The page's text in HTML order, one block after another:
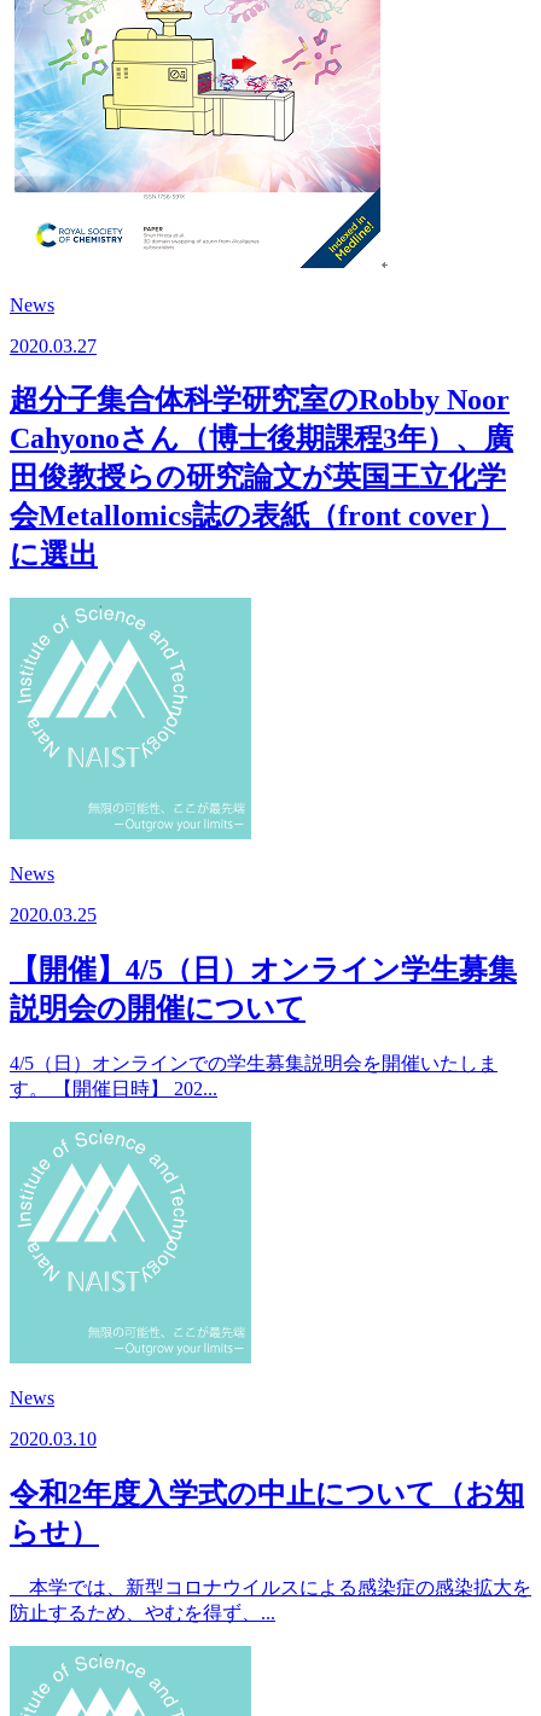
News
2020.03.27
超分子集合体科学研究室のRobby Noor
Cahyonoさん（博士後期課程3年）、廣
田俊教授らの研究論文が英国王立化学
会Metallomics誌の表紙（front cover）
に選出
News
2020.03.25
【開催】4/5（日）オンライン学生募集
説明会の開催について
4/5（日）オンラインでの学生募集説明会を開催いたしま
す。 【開催日時】 202...
News
2020.03.10
令和2年度入学式の中止について（お知
らせ）
本学では、新型コロナウイルスによる感染症の感染拡大を
防止するため、やむを得ず、...